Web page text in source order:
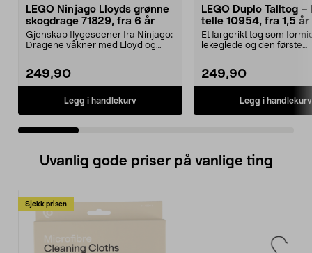
LEGO Ninjago Lloyds grønne
skogdrage 71829, fra 6 år
Gjenskap flygescener fra Ninjago:
Dragene våkner med Lloyd og
249,90
Legg i handlekurv
LEGO Duplo Talltog
telle 10954, fra 1,5 år
Et fargerikt tog som
lekeglede og den første
249,90
Legg i handlekurv
Uvanlig gode priser på vanlige ting
Sjekk prisen